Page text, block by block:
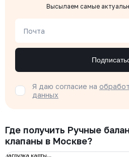
Высылаем самые
Почта
Я даю согласие на
данных
Где получить Ручные
клапаны в Москве?
загрузка карты...